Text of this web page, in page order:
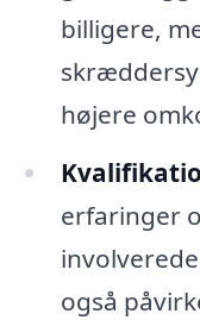
billigere,
højere
erfaringer
også